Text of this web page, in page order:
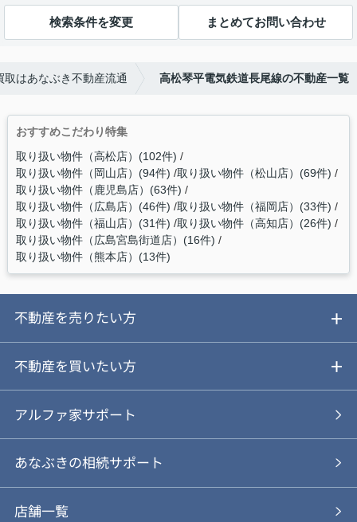
検索条件を変更 まとめてお問い合わせ
はあなぶき不動産流通 高松琴平電気鉄道長尾線の不動産一覧
おすすめこだわり特集
取り扱い物件（高松店）(102件)
取り扱い物件（岡山店）(94件) 取り扱い物件（松山店）(69件)
取り扱い物件（鹿児島店）(63件)
取り扱い物件（広島店）(46件) 取り扱い物件（福岡店）(33件)
取り扱い物件（福山店）(31件) 取り扱い物件（高知店）(26件)
取り扱い物件（広島宮島街道店）(16件)
取り扱い物件（熊本店）(13件)
不動産を売りたい方
ご売却ガイド
ご売却の流れ
あなぶきの仲介
あなぶきの買取
不動産を買いたい方
ご購入ガイド
物件を探す
購入の流れ
アルファ家サポート
あなぶきの相続サポート
店舗一覧